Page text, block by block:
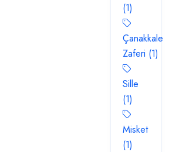
(1)
Çanakkale
Zaferi (1)
Sille
(1)
Misket
(1)